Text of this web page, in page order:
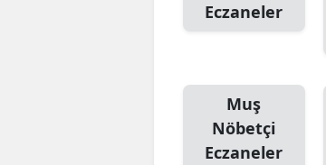
Eczaneler
Muş
Nöbetçi
Eczaneler